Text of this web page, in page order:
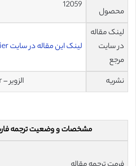
محصول
12059
لینک مقاله
در سایت
مرجع
لینک این مقاله در سایت Elzevier
نشریه الزویر – Elsevier
مشخصات و وضعیت ترجمه